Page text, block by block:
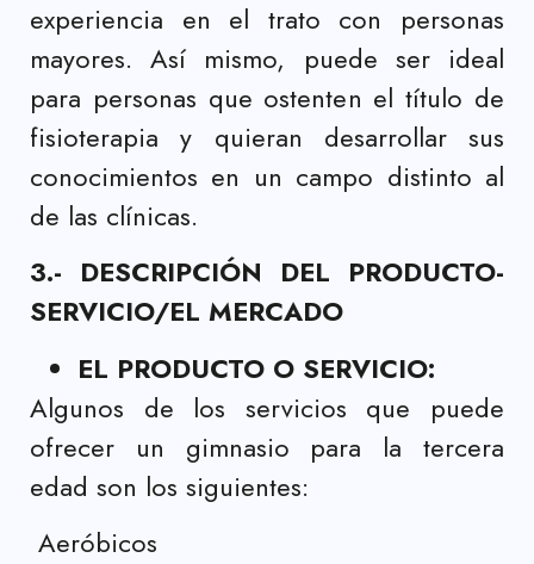
experiencia en el trato con personas
mayores. Así mismo, puede ser ideal
para personas que ostenten el título de
fisioterapia y quieran desarrollar sus
conocimientos en un campo distinto al
de las clínicas.
3.- DESCRIPCIÓN DEL PRODUCTO-
SERVICIO/EL MERCADO
EL PRODUCTO O SERVICIO:
Algunos de los servicios que puede
ofrecer un gimnasio para la tercera
edad son los siguientes:
Aeróbicos